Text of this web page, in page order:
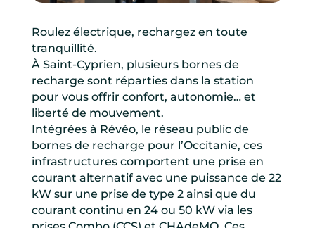
Roulez électrique, rechargez en toute
tranquillité.
À Saint-Cyprien, plusieurs bornes de
recharge sont réparties dans la station
pour vous offrir confort, autonomie… et
liberté de mouvement.
Intégrées à Révéo, le réseau public de
bornes de recharge pour l’Occitanie, ces
infrastructures comportent une prise en
courant alternatif avec une puissance de 22
kW sur une prise de type 2 ainsi que du
courant continu en 24 ou 50 kW via les